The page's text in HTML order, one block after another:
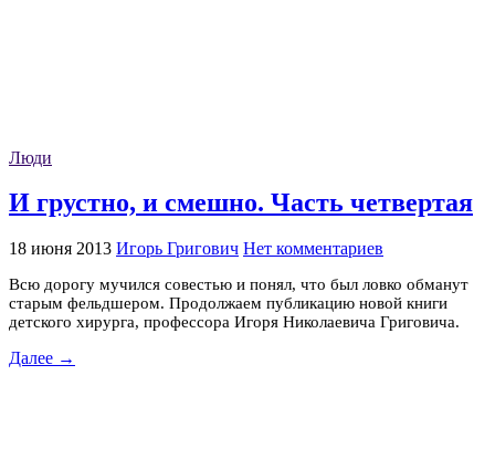
Люди
И грустно, и смешно. Часть четвертая
18 июня 2013 Игорь Григович Нет комментариев
Всю дорогу мучился совестью и понял, что был ловко обманут
старым фельдшером. Продолжаем публикацию новой книги
детского хирурга, профессора Игоря Николаевича Григовича.
Далее →